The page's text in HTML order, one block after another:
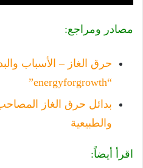
مصادر ومراجع:
حرق الغاز – الأسباب
“energyforgrowth”
بدائل حرق الغاز
والطبيعية
اقرأ أيضاً: